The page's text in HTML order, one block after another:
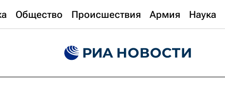
Общество Происшествия Армия Наука